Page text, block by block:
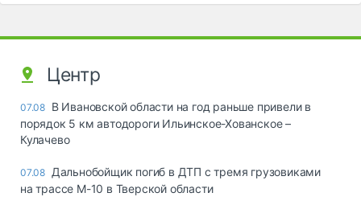
Центр
07.08 В Ивановской области на год раньше привели в
порядок 5 км автодороги Ильинское-Хованское –
Кулачево
07.08 Дальнобойщик погиб в ДТП с тремя грузовиками
на трассе М-10 в Тверской области